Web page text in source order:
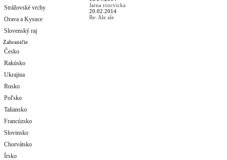
Strážovské vrchy
Orava a Kysuce
Slovenský raj
Zahraničie
Česko
Rakúsko
Ukrajina
Rusko
Poľsko
Taliansko
Francúzsko
Slovinsko
Chorvátsko
Írsko
Jarna rozcvicka
20.02.2014
Re: Ale ale